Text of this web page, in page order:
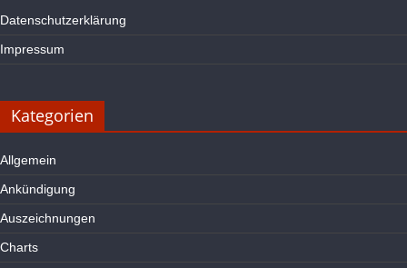
Datenschutzerklärung
Impressum
Kategorien
Allgemein
Ankündigung
Auszeichnungen
Charts